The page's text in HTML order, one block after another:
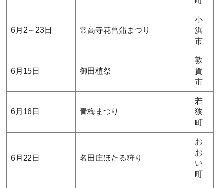
6月2～23日 常高寺花菖蒲まつり
小
浜
市
6月15日 御田植祭
敦
賀
市
6月16日 青梅まつり
若
狭
町
6月22日 名田庄ほたる狩り
お
お
い
町